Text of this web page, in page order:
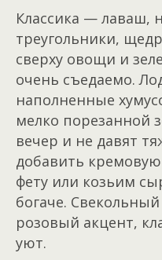
Классика — лаваш,
треугольники,
сверху овощи и
очень съедаемо.
наполненные
мелко порезанной
вечер и не давят
добавить
фету или козьим
богаче.
розовый акцент,
уют.